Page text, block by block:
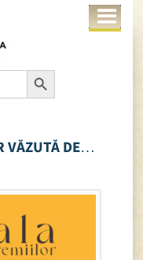
Search Button
VĂZUTĂ DE…